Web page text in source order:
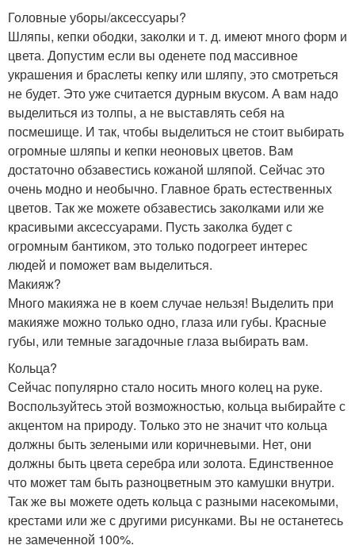
Головные уборы/аксессуары?
Шляпы, кепки ободки, заколки и т. д. имеют много форм и
цвета. Допустим если вы оденете под массивное
украшения и браслеты кепку или шляпу, это смотреться
не будет. Это уже считается дурным вкусом. А вам надо
выделиться из толпы, а не выставлять себя на
посмешище. И так, чтобы выделиться не стоит выбирать
огромные шляпы и кепки неоновых цветов. Вам
достаточно обзавестись кожаной шляпой. Сейчас это
очень модно и необычно. Главное брать естественных
цветов. Так же можете обзавестись заколками или же
красивыми аксессуарами. Пусть заколка будет с
огромным бантиком, это только подогреет интерес
людей и поможет вам выделиться.
Макияж?
Много макияжа не в коем случае нельзя! Выделить при
макияже можно только одно, глаза или губы. Красные
губы, или темные загадочные глаза выбирать вам.
Кольца?
Сейчас популярно стало носить много колец на руке.
Воспользуйтесь этой возможностью, кольца выбирайте с
акцентом на природу. Только это не значит что кольца
должны быть зелеными или коричневыми. Нет, они
должны быть цвета серебра или золота. Единственное
что может там быть разноцветным это камушки внутри.
Так же вы можете одеть кольца с разными насекомыми,
крестами или же с другими рисунками. Вы не останетесь
не замеченной 100%.